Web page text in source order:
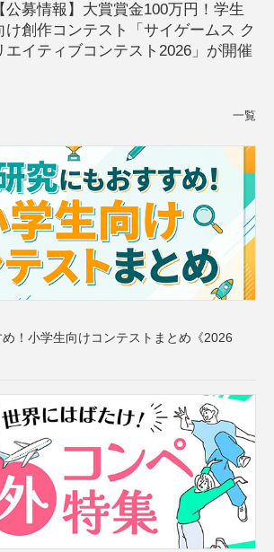
【公募情報】大賞賞金100万円！学生
け創作コンテスト「サイゲームス ク
エイティブコンテスト2026」が開催
一覧
！小学生向けコンテストまとめ《2026